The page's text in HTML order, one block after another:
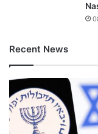
Recent News